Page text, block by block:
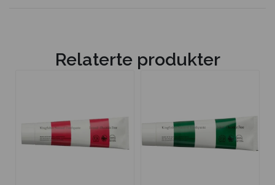
Relaterte produkter